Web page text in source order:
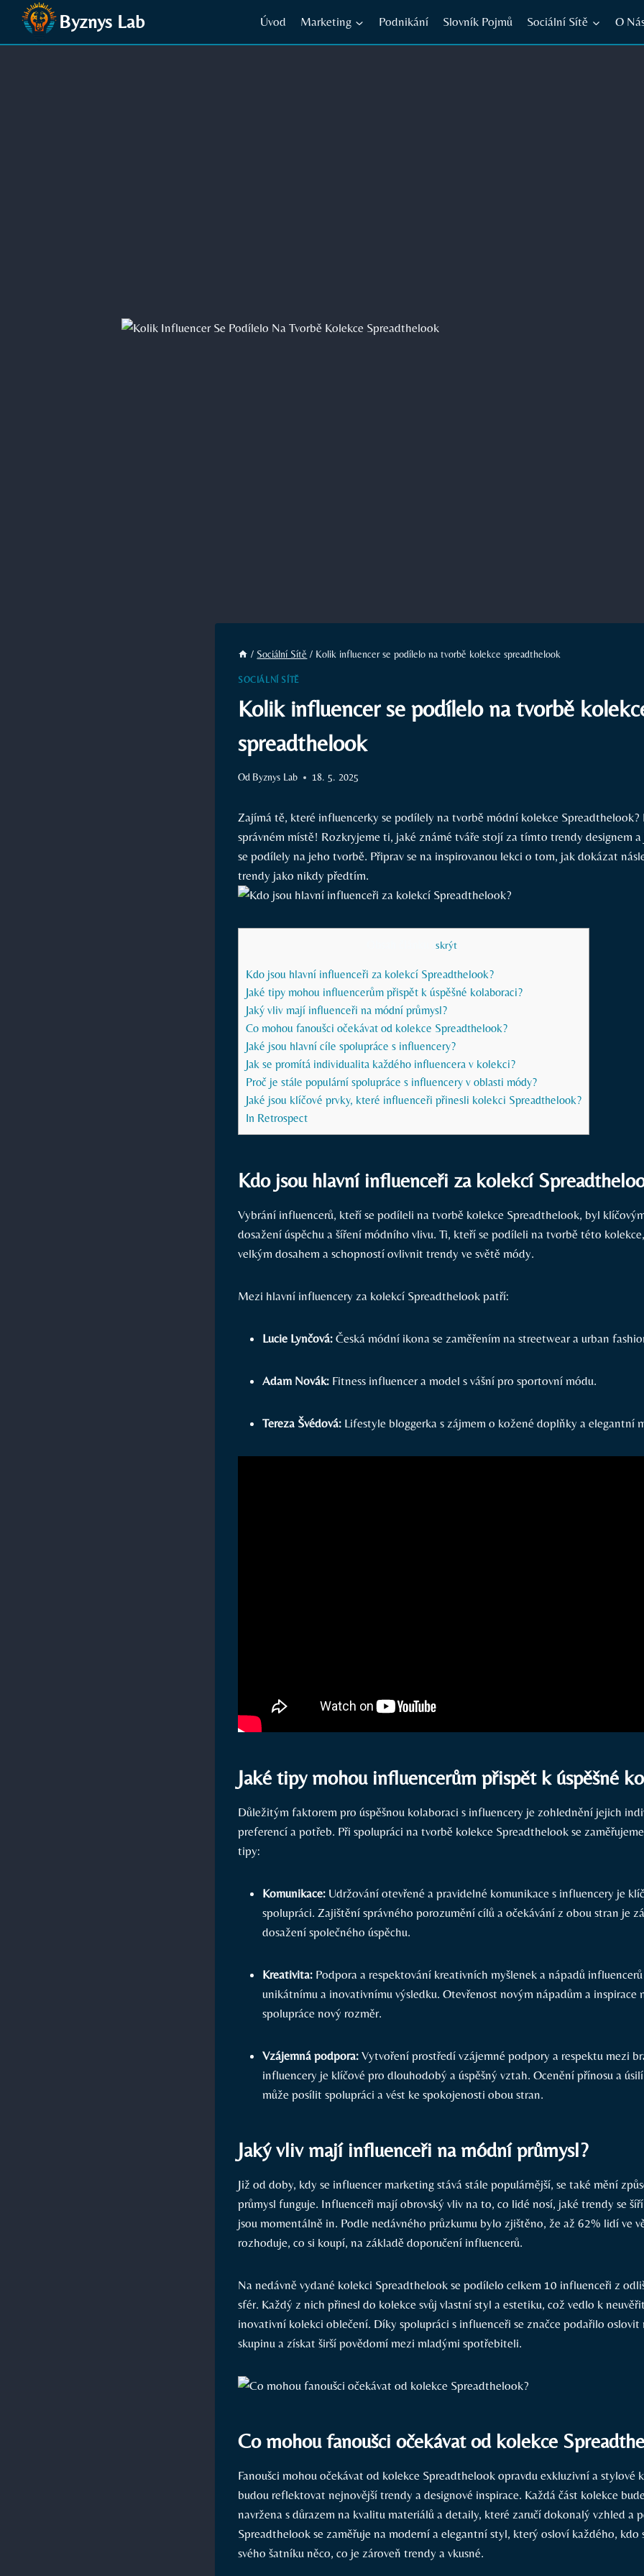
Přeskočit
obsah
Byznys Lab Úvod Marketing Podnikání Slovník Pojmů Sociální Sítě O
/ Sociální Sítě / Kolik influencer se podílelo na tvorbě kolekce spreadthelook
SOCIÁLNÍ SÍTĚ
Kolik influencer se podílelo na tvorbě
spreadthelook
Od Byznys Lab 18. 5. 2025
Zajímá tě, které influencerky se podílely na tvorbě módní kolekce Spreadthelook?
správném místě! Rozkryjeme ti, jaké známé tváře stojí za tímto trendy designem a
se podílely na jeho tvorbě. Připrav se na inspirovanou lekci o tom, jak dokázat
trendy jako nikdy předtím.
skrýt
Kdo jsou hlavní influenceři za kolekcí Spreadthelook?
Jaké tipy mohou influencerům přispět k úspěšné kolaboraci?
Jaký vliv mají influenceři na módní průmysl?
Co mohou fanoušci očekávat od kolekce Spreadthelook?
Jaké jsou hlavní cíle spolupráce s influencery?
Jak se promítá individualita každého influencera v kolekci?
Proč je stále populární spolupráce s influencery v oblasti módy?
Jaké jsou klíčové prvky, které influenceři přinesli kolekci Spreadthelook?
In Retrospect
Kdo jsou hlavní influenceři za kolekcí
Vybrání influencerů, kteří se podíleli na tvorbě kolekce Spreadthelook, byl
dosažení úspěchu a šíření módního vlivu. Ti, kteří se podíleli na tvorbě této
velkým dosahem a schopností ovlivnit trendy ve světě módy.
Mezi hlavní influencery za kolekcí Spreadthelook patří:
Lucie Lynčová: Česká módní ikona se zaměřením na streetwear a urban
Adam Novák: Fitness influencer a model s vášní pro sportovní módu.
Tereza Švédová: Lifestyle bloggerka s zájmem o kožené doplňky a elegantní
Jaké tipy mohou influencerům přispět k úspěšné
Důležitým faktorem pro úspěšnou kolaboraci s influencery je zohlednění jejich
preferencí a potřeb. Při spolupráci na tvorbě kolekce Spreadthelook se
tipy:
Komunikace: Udržování otevřené a pravidelné komunikace s influencery je
spolupráci. Zajištění správného porozumění cílů a očekávání z obou stran je
dosažení společného úspěchu.
Kreativita: Podpora a respektování kreativních myšlenek a nápadů
unikátnímu a inovativnímu výsledku. Otevřenost novým nápadům a inspirace
spolupráce nový rozměr.
Vzájemná podpora: Vytvoření prostředí vzájemné podpory a respektu mezi
influencery je klíčové pro dlouhodobý a úspěšný vztah. Ocenění přínosu a
může posílit spolupráci a vést ke spokojenosti obou stran.
Jaký vliv mají influenceři na módní průmysl?
Již od doby, kdy se influencer marketing stává stále populárnější, se také mění
průmysl funguje. Influenceři mají obrovský vliv na to, co lidé nosí, jaké trendy se
jsou momentálně in. Podle nedávného průzkumu bylo zjištěno, že až 62% lidí ve
rozhoduje, co si koupí, na základě doporučení influencerů.
Na nedávně vydané kolekci Spreadthelook se podílelo celkem 10 influenceři z
sfér. Každý z nich přinesl do kolekce svůj vlastní styl a estetiku, což vedlo k
inovativní kolekci oblečení. Díky spolupráci s influenceři se značce podařilo oslovit
skupinu a získat širší povědomí mezi mladými spotřebiteli.
Co mohou fanoušci očekávat od kolekce
Fanoušci mohou očekávat od kolekce Spreadthelook opravdu exkluzivní a stylové
budou reflektovat nejnovější trendy a designové inspirace. Každá část kolekce
navržena s důrazem na kvalitu materiálů a detaily, které zaručí dokonalý vzhled a
Spreadthelook se zaměřuje na moderní a elegantní styl, který osloví každého, kdo
svého šatníku něco, co je zároveň trendy a vkusné.